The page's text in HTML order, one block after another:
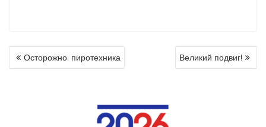
Осторожно: пиротехника Великий подвиг!